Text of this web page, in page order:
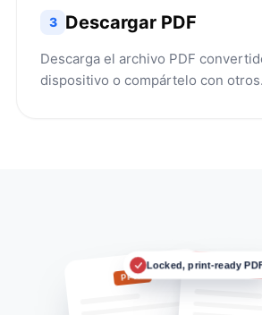
3 Descargar PDF
Descarga el archivo PDF
dispositivo o compártelo con otros.
Locked, print-ready PDF
PPTX
Deck.pdf